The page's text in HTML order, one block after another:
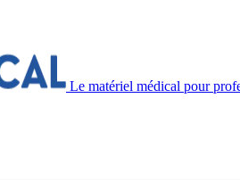
Le matériel médical pour